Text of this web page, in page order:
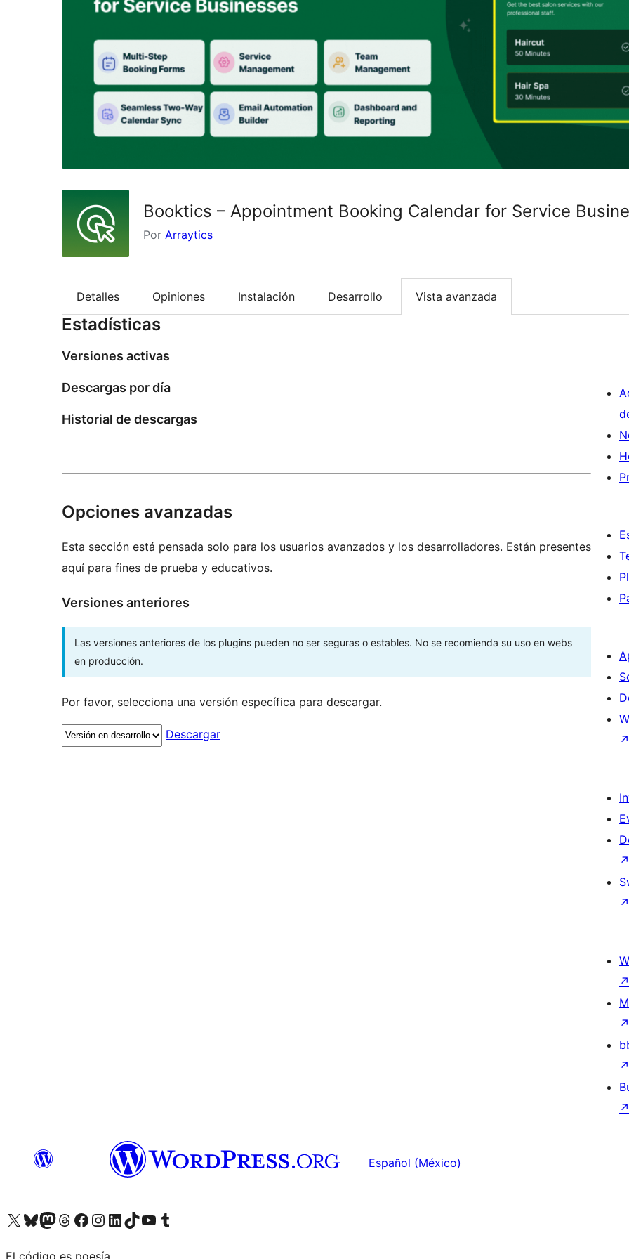
Booktics – Appointment Booking Calendar for Service
Por Arraytics
Detalles Opiniones Instalación Desarrollo Vista avanzada
Estadísticas
Versiones activas
Descargas por día
Historial de descargas
Opciones avanzadas
Esta sección está pensada solo para los usuarios avanzados y los desarrolladores. Están presentes
aquí para fines de prueba y educativos.
Versiones anteriores
Las versiones anteriores de los plugins pueden no ser seguras o estables. No se recomienda su uso en webs
en producción.
Por favor, selecciona una versión específica para descargar.
Descargar
↗
↗
↗
↗
↗
↗
↗
Español (México)
Visita nuestra cuenta de X (anteriormente Twitter)
Visita nuestra cuenta de Bluesky
Visita nuestra cuenta de Mastodon
Visita nuestra cuenta de Threads
Visita nuestra página de Facebook
Visita nuestra cuenta de Instagram
Visita nuestra cuenta de LinkedIn
Visita nuestra cuenta de TikTok
Visita nuestro canal de YouTube
Visita nuestra cuenta de Tumblr